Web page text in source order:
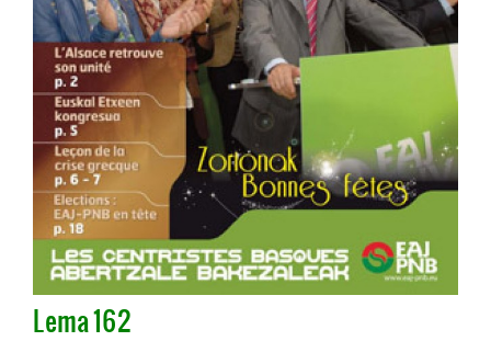
Lema 162